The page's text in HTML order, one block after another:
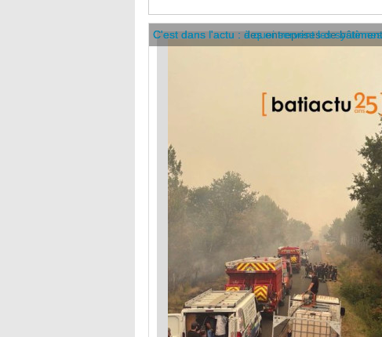
C'est dans l'actu : des entreprises de
C'est dans l'actu : à quoi servent les